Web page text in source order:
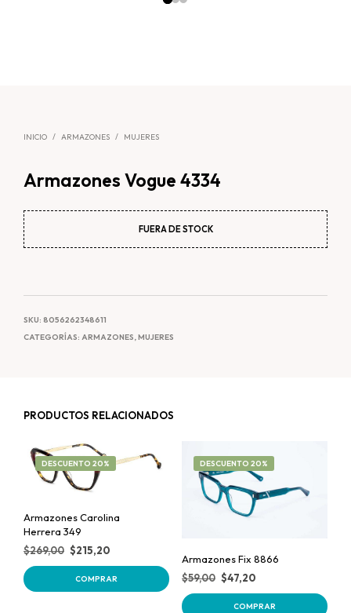
INICIO / ARMAZONES / MUJERES
Armazones Vogue 4334
FUERA DE STOCK
SKU: 8056262348611
CATEGORÍAS: ARMAZONES,MUJERES
PRODUCTOS RELACIONADOS
DESCUENTO 20%
Armazones Carolina
Herrera 349
$269,00 $215,20
COMPRAR
DESCUENTO 20%
Armazones Fix 8866
$59,00 $47,20
COMPRAR